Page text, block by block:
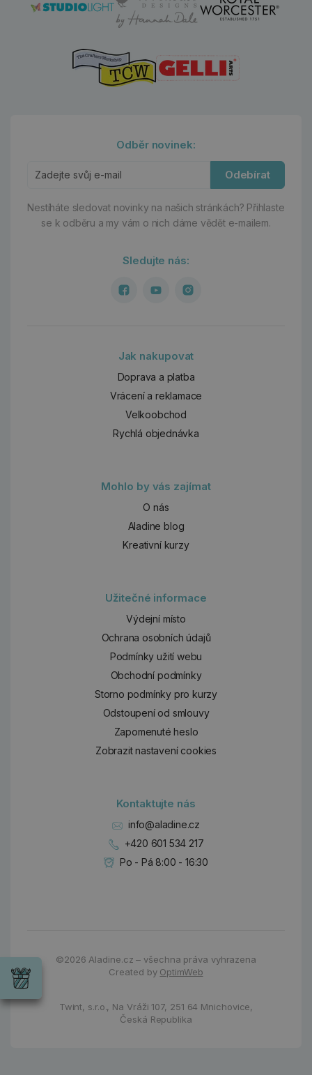
Odběr novinek:
Odebírat
Nestíháte sledovat novinky na našich stránkách? Přihlaste
se k odběru a my vám o nich dáme vědět e-mailem.
Sledujte nás:
Jak nakupovat
Doprava a platba
Vrácení a reklamace
Velkoobchod
Rychlá objednávka
Mohlo by vás zajímat
O nás
Aladine blog
Kreativní kurzy
Užitečné informace
Výdejní místo
Ochrana osobních údajů
Podmínky užití webu
Obchodní podmínky
Storno podmínky pro kurzy
Odstoupení od smlouvy
Zapomenuté heslo
Zobrazit nastavení cookies
Kontaktujte nás
info@aladine.cz
+420 601 534 217
Po - Pá 8:00 - 16:30
©2026 Aladine.cz – všechna práva vyhrazena
Created by OptimWeb
Twint, s.r.o., Na Vráži 107, 251 64 Mnichovice,
Česká Republika
Wrendale
příležitost
Chci si vybrat